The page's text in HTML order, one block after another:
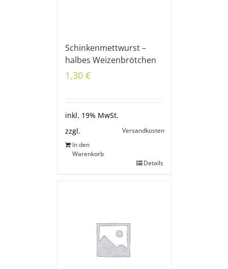
Schinkenmettwurst –
halbes Weizenbrötchen
1,30 €
inkl. 19% MwSt.
zzgl.
Versandkosten
In den
Warenkorb
Details